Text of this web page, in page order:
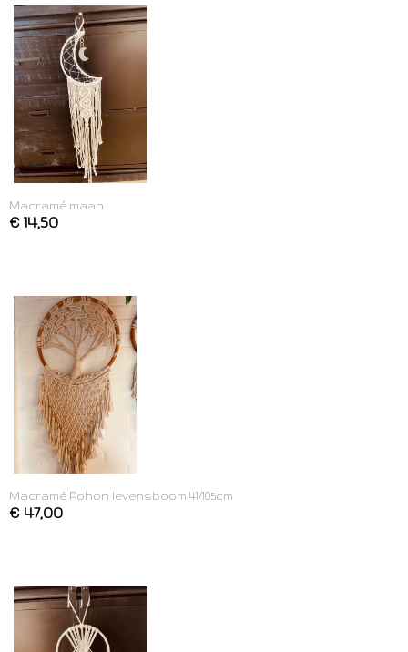
Macramé maan
€ 14,50
Macramé Pohon levensboom 41/105cm
€ 47,00